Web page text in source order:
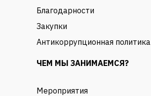
ЧЕМ МЫ ЗАНИМАЕМСЯ?
Благодарности
Закупки
Антикоррупционная политика
Мероприятия